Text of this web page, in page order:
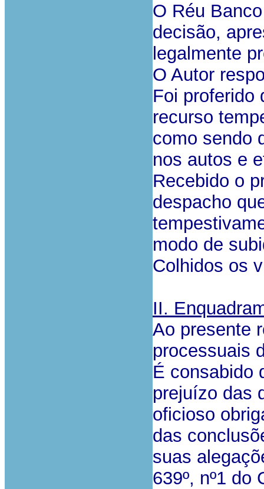
O Réu
decisão,
legalmente
O Autor
Foi proferido
recurso
como sendo
nos autos e
Recebido o
despacho
modo de
Colhidos os
II.
Ao presente
processuais
É consabido
prejuízo das
oficioso
das
suas
639º, nº1 do